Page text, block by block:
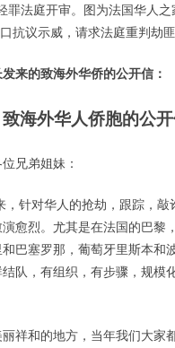
罪法庭开审。图为法国华人
抗议示威，请求法庭重判劫
来的致海外华侨的公开信：
致海外华人侨胞的公
兄弟姐妹：
，针对华人的抢劫，跟踪，敲
愈烈。尤其是在法国的巴黎
巴塞罗那，葡萄牙里斯本和
队，有组织，有步骤，规模
祥和的地方，当年我们大家